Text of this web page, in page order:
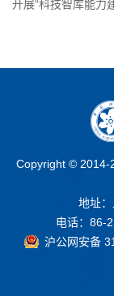
开展“科技智库能力
Copyright © 2014-
地址
电话：86-
沪公网安备